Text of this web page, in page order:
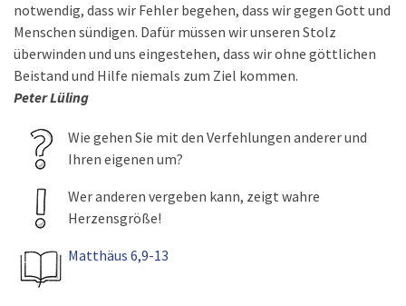
notwendig, dass wir Fehler begehen, dass wir gegen Gott und
Menschen sündigen. Dafür müssen wir unseren Stolz
überwinden und uns eingestehen, dass wir ohne göttlichen
Beistand und Hilfe niemals zum Ziel kommen.
Peter Lüling
Wie gehen Sie mit den Verfehlungen anderer und
Ihren eigenen um?
Wer anderen vergeben kann, zeigt wahre
Herzensgröße!
Matthäus 6,9-13